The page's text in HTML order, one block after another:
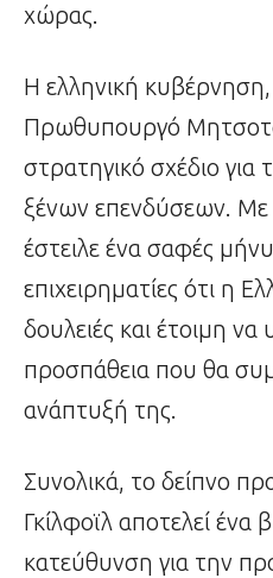
χώρας.
Η ελληνική
Πρωθυπουργό
στρατηγικό σχέδιο
ξένων επενδύσεων. Με
έστειλε ένα σαφές
επιχειρηματίες ότι η
δουλειές και έτοιμη να
προσπάθεια που θα
ανάπτυξή της.
Συνολικά, το δείπνο
Γκίλφοϊλ αποτελεί
κατεύθυνση για την